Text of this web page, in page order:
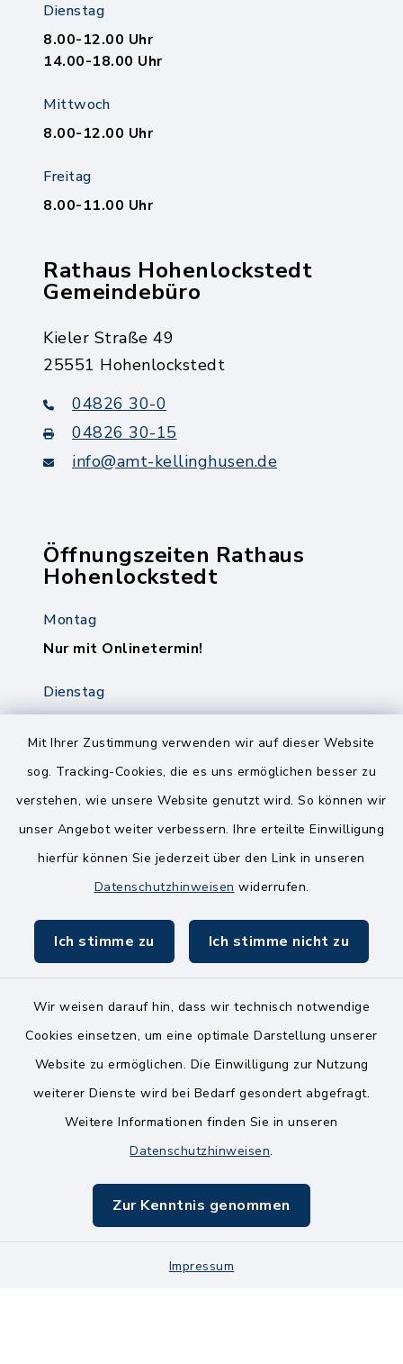
Mit Ihrer Zustimmung verwenden wir auf dieser Website
sog. Tracking-Cookies, die es uns ermöglichen besser zu
verstehen, wie unsere Website genutzt wird. So können wir
unser Angebot weiter verbessern. Ihre erteilte Einwilligung
hierfür können Sie jederzeit über den Link in unseren
Datenschutzhinweisen widerrufen.
Ich stimme zu Ich stimme nicht zu
Wir weisen darauf hin, dass wir technisch notwendige
Cookies einsetzen, um eine optimale Darstellung unserer
Website zu ermöglichen. Die Einwilligung zur Nutzung
weiterer Dienste wird bei Bedarf gesondert abgefragt.
Weitere Informationen finden Sie in unseren
Datenschutzhinweisen.
Zur Kenntnis genommen
Impressum
Dienstag
8.00-12.00 Uhr
14.00-18.00 Uhr
Mittwoch
8.00-12.00 Uhr
Freitag
8.00-11.00 Uhr
Rathaus Hohenlockstedt
Gemeindebüro
Kieler Straße 49
25551 Hohenlockstedt
04826 30-0
04826 30-15
info@amt-kellinghusen.de
Öffnungszeiten Rathaus
Hohenlockstedt
Montag
Nur mit Onlinetermin!
Dienstag
8.00-12.00 Uhr
14.00-18.00 Uhr
Freitag
8.00-11.00 Uhr
Kontakt
Barrierefreiheit
Impressum
Sitemap